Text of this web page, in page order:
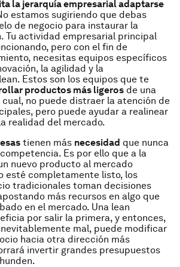
la jerarquía empresarial adaptarse
estamos sugiriendo que debas
de negocio para instaurar la
Tu actividad empresarial principal
pero con el fin de
necesitas equipos específicos
la agilidad y la
lean. Estos son los equipos que te
productos más ligeros de una
cual, no puede distraer la atención de
pero puede ayudar a realinear
realidad del mercado.
tienen más necesidad que nunca
Es por ello que a la
nuevo producto al mercado
esté completamente listo, los
tradicionales toman decisiones
más recursos en algo que
en el mercado. Una lean
por salir la primera, y entonces,
mal, puede modificar
hacia otra dirección más
invertir grandes presupuestos